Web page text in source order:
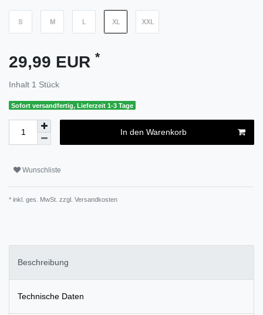
29,99 EUR *
Inhalt 1 Stück
Sofort versandfertig, Lieferzeit 1-3 Tage
In den Warenkorb
Wunschliste
* inkl. ges. MwSt. zzgl. Versandkosten
Beschreibung
Technische Daten